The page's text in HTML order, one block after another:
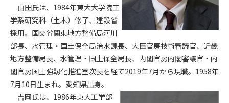
山田氏は、1984年東大大学院工
学系研究科（土木）修了、建設省
採用。国交省関東地方整備局河川
部長、水管理・国土保全局治水課長、大臣官房技術審議官、近畿
地方整備局長、水管理・国土保全局長、内閣官房内閣審議官・内
閣官房国土強靱化推進室次長を経て2019年7月から現職。1958年
7月10日生まれ。愛知県出身。
吉岡氏は、1986年東大工学部
第4条（会員審査および資格の取り消し）
会員とは、本規約を承諾の上、所定の会員申込手続きを完了
後、管理者がこれを承認した者をいいます。
第4条（会員の定義と登録）
1. 管理者は前条により審査の結果、会員申込みをした者が以下
の何れかの項目に該当することがわかった場合、その者の会
員としての権限を承認しないことがあります。